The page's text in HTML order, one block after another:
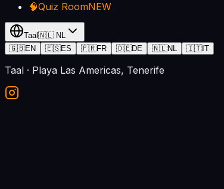
🧠Quiz RoomNEW
Taal🇳🇱 NL
🇬🇧EN 🇪🇸ES 🇫🇷FR 🇩🇪DE 🇳🇱NL 🇮🇹IT
Taal · Playa Las Americas, Tenerife